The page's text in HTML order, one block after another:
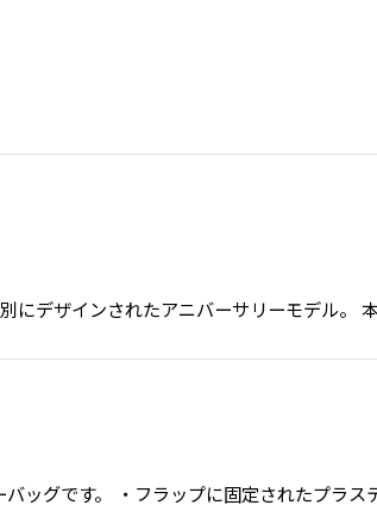
にデザインされたアニバーサリーモデル。
ッグです。 ・フラップに固定されたプラス